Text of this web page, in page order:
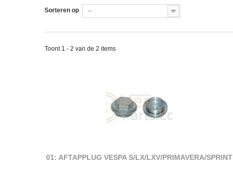
Sorteren op --
Toont 1 - 2 van de 2 items
01: AFTAPPLUG VESPA S/LX/LXV/PRIMAVERA/SPRINT